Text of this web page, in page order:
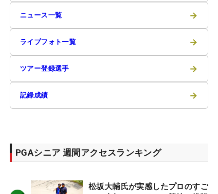
ニュース一覧 →
ライブフォト一覧 →
ツアー登録選手 →
記録成績 →
PGAシニア 週間アクセスランキング
松坂大輔氏が実感したプロのすご